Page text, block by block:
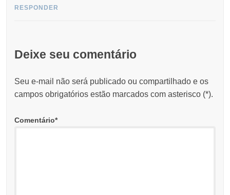
RESPONDER
Deixe seu comentário
Seu e-mail não será publicado ou compartilhado e os
campos obrigatórios estão marcados com asterisco (*).
Comentário*